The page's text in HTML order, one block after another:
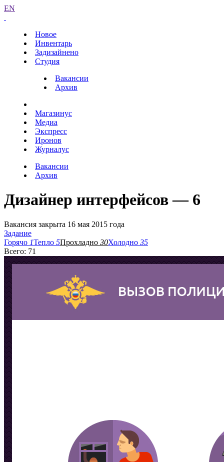
EN
Новое
Инвентарь
Задизайнено
Студия
Вакансии
Архив
Магазинус
Медиа
Экспресс
Иронов
Журналус
Вакансии
Архив
Дизайнер интерфейсов — 6
Вакансия закрыта 16 мая 2015 года
Задание
Горячо 1Тепло 5Прохладно 30Холодно 35
Всего: 71